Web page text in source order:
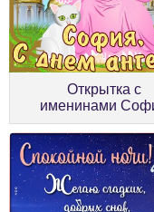
Открытка с
именинами